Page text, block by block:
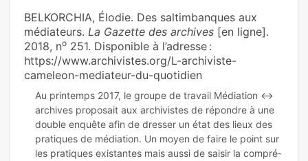
BELKORCHIA, Élodie. Des sal­tim­ban­ques aux
média­teurs. La Gazette des archives [en ligne].
2018, no 251. Disponible à l’adresse :
https://www.archivistes.org/L-archiviste-
cameleon-mediateur-du-quotidien
Au prin­temps 2017, le groupe de tra­vail Médiation ↔
archi­ves pro­po­sait aux archi­vis­tes de répon­dre à une
double enquête afin de dres­ser un état des lieux des
pra­ti­ques de média­tion. Un moyen de faire le point sur
les pra­ti­ques exis­tan­tes mais aussi de saisir la com­pré­